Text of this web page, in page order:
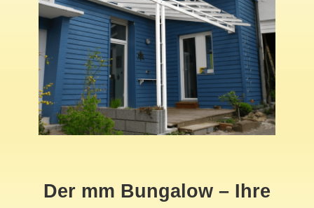
Der mm Bungalow – Ihre